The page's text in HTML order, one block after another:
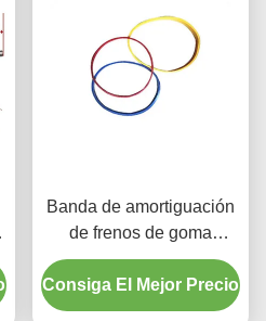
Banda de amortiguación
de frenos de goma
resistente a la corrosión
Consiga El Mejor Precio